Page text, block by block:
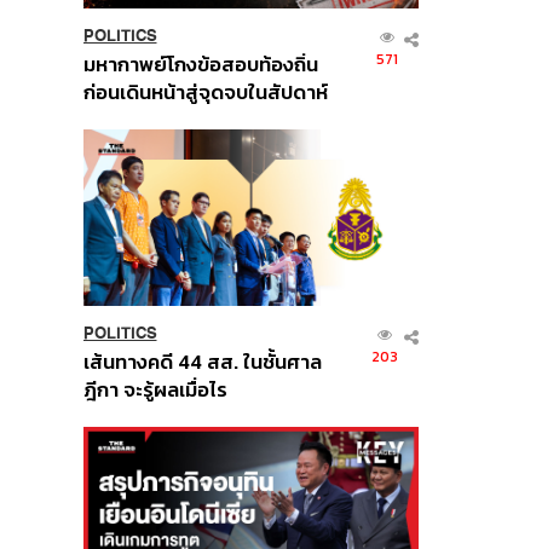
POLITICS
มหากาพย์โกงข้อสอบท้องถิ่น
ก่อนเดินหน้าสู่จุดจบในสัปดาห์
571
POLITICS
เส้นทางคดี 44 สส. ในชั้นศาล
ฎีกา จะรู้ผลเมื่อไร
203